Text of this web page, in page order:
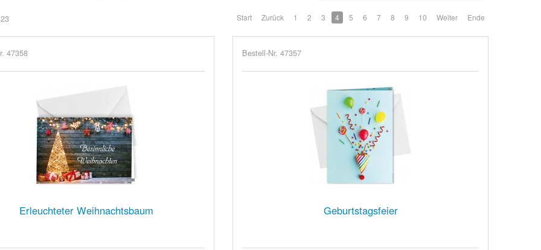
Start Zurück 1 2 3 4 5 6 7 8 9 10 Weiter Ende
47358
Erleuchteter Weihnachtsbaum
Bestell-Nr. 47357
Geburtstagsfeier